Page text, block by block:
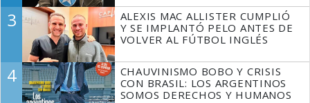
3
ALEXIS MAC ALLISTER CUMPLIÓ
Y SE IMPLANTÓ PELO ANTES DE
VOLVER AL FÚTBOL INGLÉS
4
CHAUVINISMO BOBO Y CRISIS
CON BRASIL: LOS ARGENTINOS
SOMOS DERECHOS Y HUMANOS